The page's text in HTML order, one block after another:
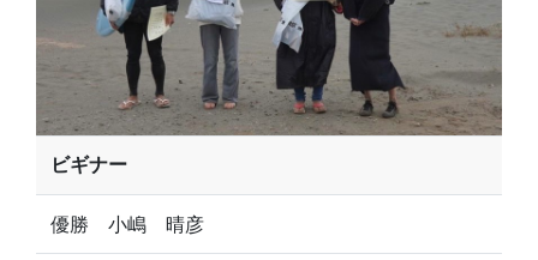
ビギナー
優勝 小嶋 晴彦